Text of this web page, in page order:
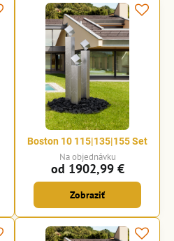
Boston 10 115|135|155 Set
Na objednávku
od 1902,99 €
Zobraziť